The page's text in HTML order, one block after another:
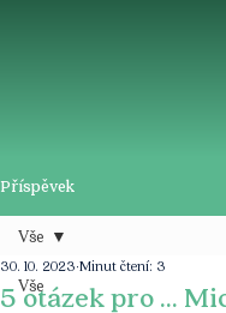
Příspěvek
Vše
Vše
5 otázek pro ...
30. 10. 2023 Minut čtení: 3